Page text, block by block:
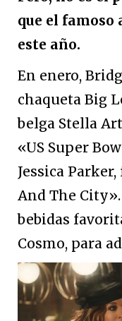
que el
este año.
En enero,
chaqueta Big
belga Stella
«US Super
Jessica
And The
bebidas
Cosmo, para